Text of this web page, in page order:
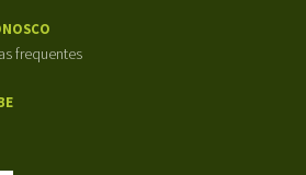
frequentes